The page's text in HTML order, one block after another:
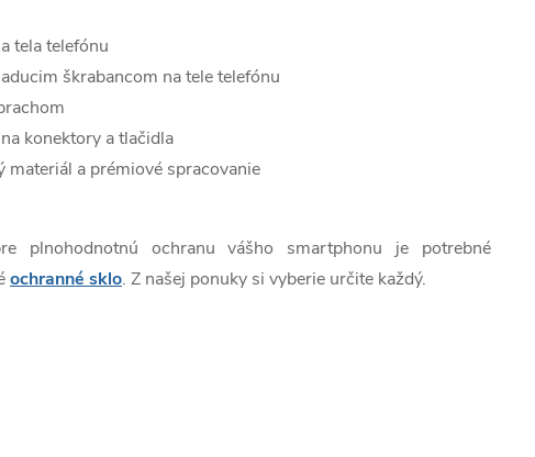
tela telefónu
škrabancom na tele telefónu
konektory a tlačidla
materiál a prémiové spracovanie
plnohodnotnú ochranu vášho smartphonu je potrebné
ochranné sklo. Z našej ponuky si vyberie určite každý.